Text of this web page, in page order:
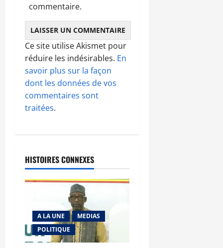
commentaire.
Ce site utilise Akismet pour
réduire les indésirables. En
savoir plus sur la façon
dont les données de vos
commentaires sont
traitées.
HISTOIRES CONNEXES
A LA UNE
MEDIAS
POLITIQUE